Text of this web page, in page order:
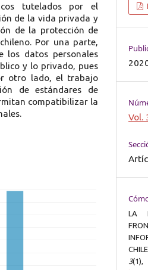
tutelados por el
de la vida privada y
de la protección de
Por una parte,
los datos personales
y lo privado, pues
otro lado, el trabajo
de estándares de
compatibilizar la
Vol.
LA
3